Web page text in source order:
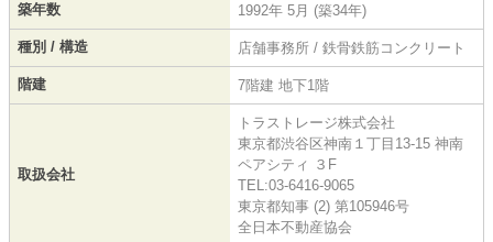
築年数 1992年 5月 (築34年)
種別 / 構造 店舗事務所 / 鉄骨鉄筋コンクリート
階建 7階建 地下1階
取扱会社
トラストレージ株式会社
東京都渋谷区神南１丁目13-15 神南
ペアシティ ３F
TEL:03-6416-9065
東京都知事 (2) 第105946号
全日本不動産協会